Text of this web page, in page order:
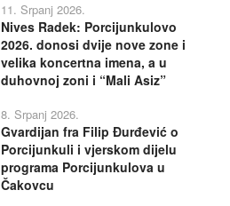
11. Srpanj 2026.
Nives Radek: Porcijunkulovo
2026. donosi dvije nove zone i
velika koncertna imena, a u
duhovnoj zoni i “Mali Asiz”
8. Srpanj 2026.
Gvardijan fra Filip Đurđević o
Porcijunkuli i vjerskom dijelu
programa Porcijunkulova u
Čakovcu